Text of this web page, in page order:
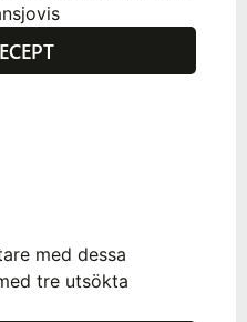
med dessa
tre utsökta